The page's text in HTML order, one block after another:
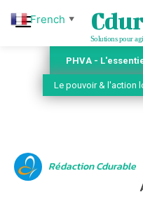
Solutions pour
PHVA -
Le pouvoir & l'action
Rédaction Cdurable
French ▼